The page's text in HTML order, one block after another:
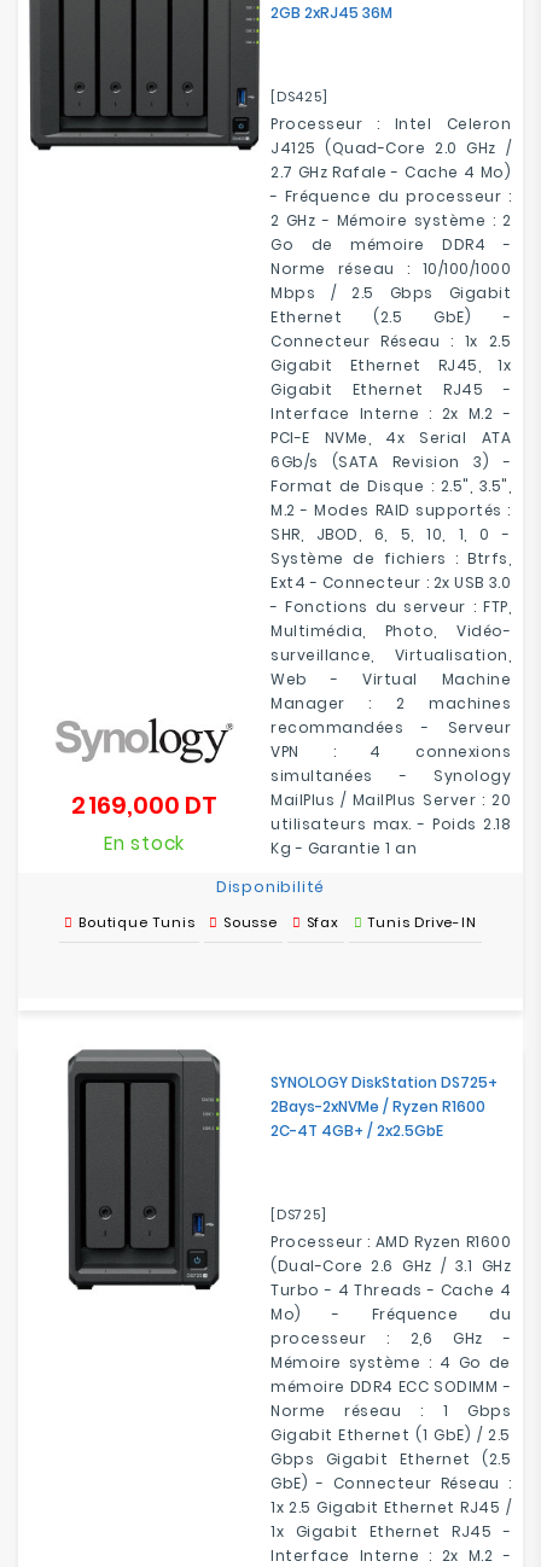
2GB 2xRJ45 36M
[DS425]
Processeur : Intel Celeron
J4125 (Quad-Core 2.0 GHz /
2.7 GHz Rafale - Cache 4 Mo)
- Fréquence du processeur :
2 GHz - Mémoire système : 2
Go de mémoire DDR4 -
Norme réseau : 10/100/1000
Mbps / 2.5 Gbps Gigabit
Ethernet (2.5 GbE) -
Connecteur Réseau : 1x 2.5
Gigabit Ethernet RJ45, 1x
Gigabit Ethernet RJ45 -
Interface Interne : 2x M.2 -
PCI-E NVMe, 4x Serial ATA
6Gb/s (SATA Revision 3) -
Format de Disque : 2.5", 3.5",
M.2 - Modes RAID supportés :
SHR, JBOD, 6, 5, 10, 1, 0 -
Système de fichiers : Btrfs,
Ext4 - Connecteur : 2x USB 3.0
- Fonctions du serveur : FTP,
Multimédia, Photo, Vidéo-
surveillance, Virtualisation,
Web - Virtual Machine
Manager : 2 machines
recommandées - Serveur
VPN : 4 connexions
simultanées - Synology
MailPlus / MailPlus Server : 20
utilisateurs max. - Poids 2.18
Kg - Garantie 1 an
2 169,000 DT
En stock
Disponibilité
Boutique Tunis Sousse Sfax Tunis Drive-IN
SYNOLOGY DiskStation DS725+
2Bays-2xNVMe / Ryzen R1600
2C-4T 4GB+ / 2x2.5GbE
[DS725]
Processeur : AMD Ryzen R1600
(Dual-Core 2.6 GHz / 3.1 GHz
Turbo - 4 Threads - Cache 4
Mo) - Fréquence du
processeur : 2,6 GHz -
Mémoire système : 4 Go de
mémoire DDR4 ECC SODIMM -
Norme réseau : 1 Gbps
Gigabit Ethernet (1 GbE) / 2.5
Gbps Gigabit Ethernet (2.5
GbE) - Connecteur Réseau :
1x 2.5 Gigabit Ethernet RJ45 /
1x Gigabit Ethernet RJ45 -
Interface Interne : 2x M.2 -